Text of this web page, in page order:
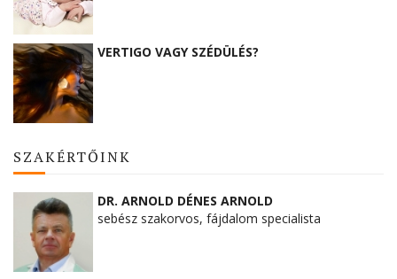
VERTIGO VAGY SZÉDÜLÉS?
SZAKÉRTŐINK
DR. ARNOLD DÉNES ARNOLD
sebész szakorvos, fájdalom specialista